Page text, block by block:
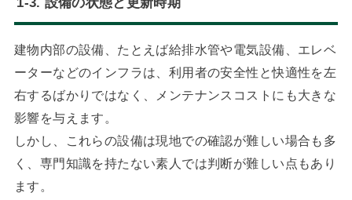
建物内部の設備、たとえば給排水管や電気設備、エレベ
ーターなどのインフラは、利用者の安全性と快適性を左
右するばかりではなく、メンテナンスコストにも大きな
影響を与えます。
しかし、これらの設備は現地での確認が難しい場合も多
く、専門知識を持たない素人では判断が難しい点もあり
ます。